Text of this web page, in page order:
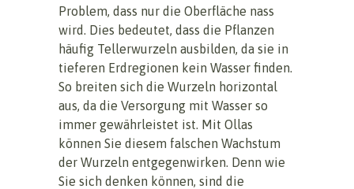
Problem, dass nur die Oberfläche nass
wird. Dies bedeutet, dass die Pflanzen
häufig Tellerwurzeln ausbilden, da sie in
tieferen Erdregionen kein Wasser finden.
So breiten sich die Wurzeln horizontal
aus, da die Versorgung mit Wasser so
immer gewährleistet ist. Mit Ollas
können Sie diesem falschen Wachstum
der Wurzeln entgegenwirken. Denn wie
Sie sich denken können, sind die